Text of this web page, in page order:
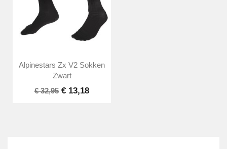
Alpinestars Zx V2 Sokken
Zwart
€ 32,95 € 13,18